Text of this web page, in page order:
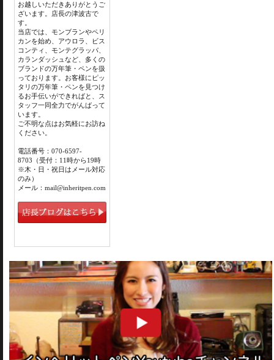
お越しいただきありがとうご
ざいます。店長の津波古で
す。
当店では、モンブランやペリ
カンを始め、アウロラ、ビス
コンティ、モンテグラッパ、
カランダッシュなど、多くの
ブランドの万年筆・ペンを扱
っております。お客様にピッ
タリの万年筆・ペンを見つけ
るお手伝いができればと、ス
タッフ一同全力でがんばって
います。
ご不明な点はお気軽にお訪ね
ください。
電話番号：070-6597-
8703（受付：11時から19時
※木・日・祝日はメール対応
のみ）
メール：mail@inheritpen.com